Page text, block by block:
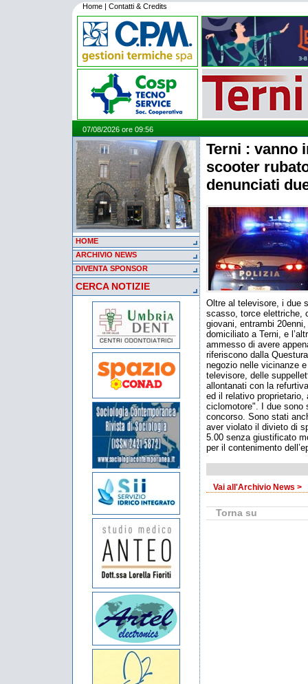
Home | Contatti & Credits
07/08/2026 ore 09:56
HOME
ARCHIVIO NEWS
DIVENTA SPONSOR
CERCA NOTIZIE
Terni : vanno
scooter
denunciati
Oltre al televisore, i due
scasso, torce elettriche,
giovani, entrambi
domiciliato a Terni, e
ammesso di avere
riferiscono dalla
negozio nelle vicinanze
televisore, delle
allontanati con la
ed il relativo
ciclomotore". I due sono
concorso. Sono stati
aver violato il divieto di
5.00 senza giustificato
per il contenimento
Vai all'Archivio News >
Torna su